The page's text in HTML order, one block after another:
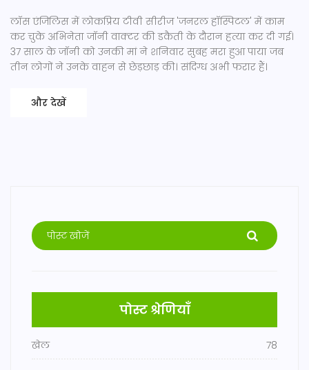
लॉस एंजिलिस में लोकप्रिय टीवी सीरीज 'जनरल हॉस्पिटल' में काम
कर चुके अभिनेता जॉनी वाक्टर की डकैती के दौरान हत्या कर दी गई।
37 साल के जॉनी को उनकी मां ने शनिवार सुबह मरा हुआ पाया जब
तीन लोगों ने उनके वाहन से छेड़छाड़ की। संदिग्ध अभी फरार हैं।
और देखें
पोस्ट श्रेणियाँ
खेल 78